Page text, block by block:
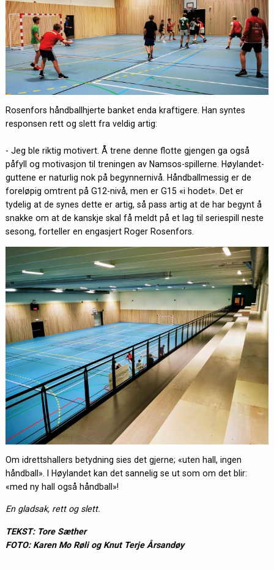
Rosenfors håndballhjerte banket enda kraftigere. Han syntes
responsen rett og slett fra veldig artig:
- Jeg ble riktig motivert. Å trene denne flotte gjengen ga også
påfyll og motivasjon til treningen av Namsos-spillerne. Høylandet-
guttene er naturlig nok på begynnernivå. Håndballmessig er de
foreløpig omtrent på G12-nivå, men er G15 «i hodet». Det er
tydelig at de synes dette er artig, så pass artig at de har begynt å
snakke om at de kanskje skal få meldt på et lag til seriespill neste
sesong, forteller en engasjert Roger Rosenfors.
Om idrettshallers betydning sies det gjerne; «uten hall, ingen
håndball». I Høylandet kan det sannelig se ut som om det blir:
«med ny hall også håndball»!
En gladsak, rett og slett.
TEKST: Tore Sæther
FOTO: Karen Mo Røli og Knut Terje Årsandøy